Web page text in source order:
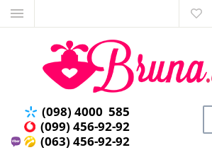
(098) 4000 585
(099) 456-92-92
(063) 456-92-92